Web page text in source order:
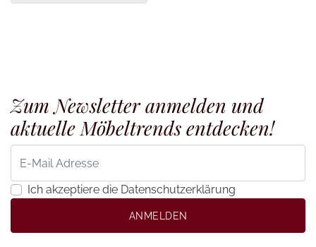
Zum Newsletter anmelden und
aktuelle Möbeltrends entdecken!
Ich akzeptiere die Datenschutzerklärung
ANMELDEN